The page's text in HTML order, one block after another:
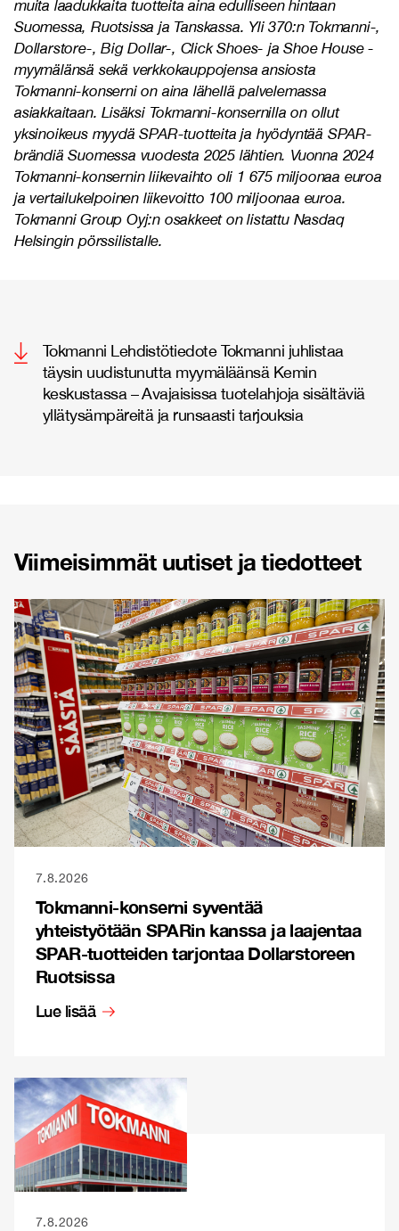
muita laadukkaita tuotteita aina edulliseen hintaan
Suomessa, Ruotsissa ja Tanskassa. Yli 370:n Tokmanni-,
Dollarstore-, Big Dollar-, Click Shoes- ja Shoe House -
myymälänsä sekä verkkokauppojensa ansiosta
Tokmanni-konserni on aina lähellä palvelemassa
asiakkaitaan. Lisäksi Tokmanni-konsernilla on ollut
yksinoikeus myydä SPAR-tuotteita ja hyödyntää SPAR-
brändiä Suomessa vuodesta 2025 lähtien. Vuonna 2024
Tokmanni-konsernin liikevaihto oli 1 675 miljoonaa euroa
ja vertailukelpoinen liikevoitto 100 miljoonaa euroa.
Tokmanni Group Oyj:n osakkeet on listattu Nasdaq
Helsingin pörssilistalle.
Tokmanni Lehdistötiedote Tokmanni juhlistaa
täysin uudistunutta myymäläänsä Kemin
keskustassa – Avajaisissa tuotelahjoja sisältäviä
yllätysämpäreitä ja runsaasti tarjouksia
Viimeisimmät uutiset ja tiedotteet
7.8.2026
Tokmanni-konserni syventää
yhteistyötään SPARin kanssa ja laajentaa
SPAR-tuotteiden tarjontaa Dollarstoreen
Ruotsissa
Lue lisää
7.8.2026